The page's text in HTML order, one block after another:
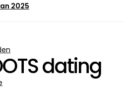
2025
dating